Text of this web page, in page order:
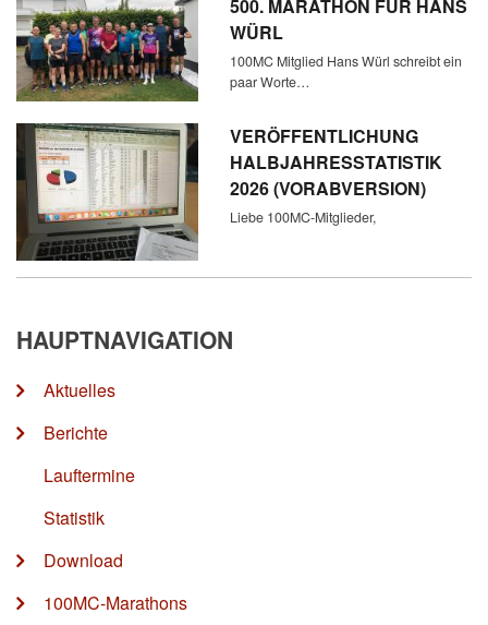
500. MARATHON FÜR HANS
WÜRL
100MC Mitglied Hans Würl schreibt ein
paar Worte…
VERÖFFENTLICHUNG
HALBJAHRESSTATISTIK
2026 (VORABVERSION)
Liebe 100MC-Mitglieder,
HAUPTNAVIGATION
Aktuelles
Berichte
Lauftermine
Statistik
Download
100MC-Marathons